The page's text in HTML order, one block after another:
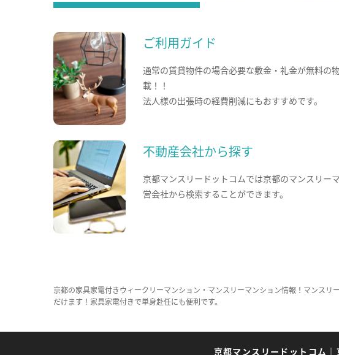
ご利用ガイド
通常の賃貸物件の場合必要な敷金・礼金が無料の
載！！
法人様の出張時の経費削減にもおすすめです。
不動産会社から探す
京都マンスリードットコムでは京都のマンスリー
営会社から検索することができます。
京都の家具家電付きウィークリーマンション・マンスリーマンション情報！マンス
だけます！家具家電付きで単身赴任にも便利です。
京都マンスリードットコム ｜